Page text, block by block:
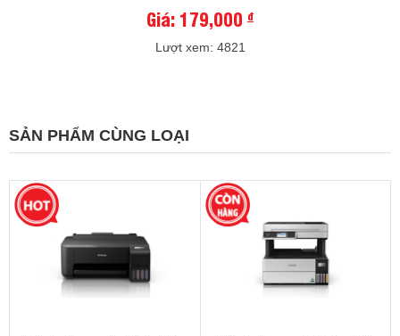
Giá: 179,000 đ
Lượt xem: 4821
SẢN PHẨM CÙNG LOẠI